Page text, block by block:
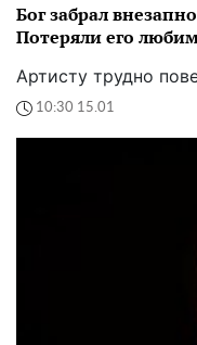
Бог забрал
Потеряли его
Артисту трудно
10:30 15.01